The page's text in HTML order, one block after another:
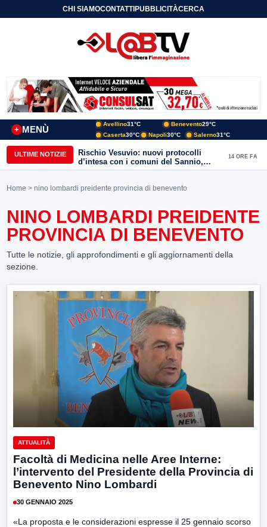
CHI SIAMOCONTATTIPUBBLICITÀCERCA
MENÙ
+
Avellino31°C Benevento29°C
Caserta30°C Napoli30°C Salerno31°C
ULTIME NOTIZIE
Rischio Vesuvio: nuovi protocolli
d’intesa con i comuni del Sannio,
firmato il protocollo con Arpaise
14 ORE FA
Home > nino lombardi preidente provincia di benevento
NINO LOMBARDI PREIDENTE
PROVINCIA DI BENEVENTO
Tutte le notizie, gli approfondimenti e gli aggiornamenti della
sezione.
ATTUALITÀ
Facoltà di Medicina nelle Aree Interne:
l’intervento del Presidente della Provincia di
Benevento Nino Lombardi
30 GENNAIO 2025
«La proposta e le considerazioni espresse il 25 gennaio scorso